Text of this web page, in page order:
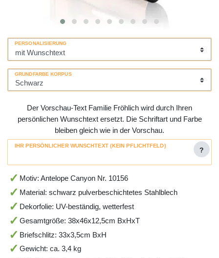
PERSONALISIERUNG
GRUNDFARBE KORPUS
Der Vorschau-Text Familie Fröhlich wird durch Ihren
persönlichen Wunschtext ersetzt. Die Schriftart und Farbe
bleiben gleich wie in der Vorschau.
IHR PERSÖNLICHER WUNSCHTEXT (KEIN PFLICHTFELD)
?
Motiv: Antelope Canyon Nr. 10156
Material: schwarz pulverbeschichtetes Stahlblech
Dekorfolie: UV-beständig, wetterfest
Gesamtgröße: 38x46x12,5cm BxHxT
Briefschlitz: 33x3,5cm BxH
Gewicht: ca. 3,4 kg